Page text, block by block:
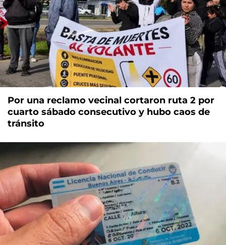
Por una reclamo vecinal cortaron ruta 2 por
cuarto sábado consecutivo y hubo caos de
tránsito